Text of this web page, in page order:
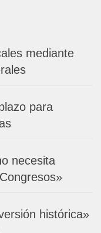
mediante
para
necesita
histórica»